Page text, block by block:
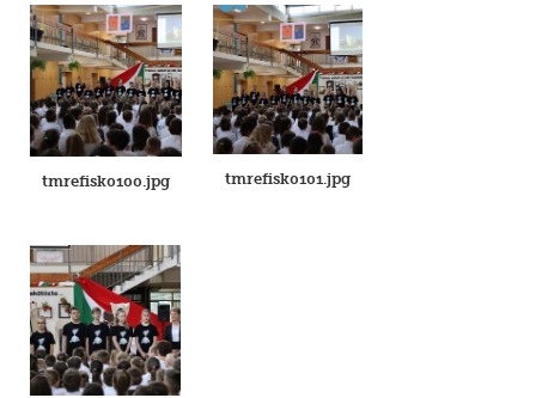
tmrefisk0100.jpg tmrefisk0101.jpg